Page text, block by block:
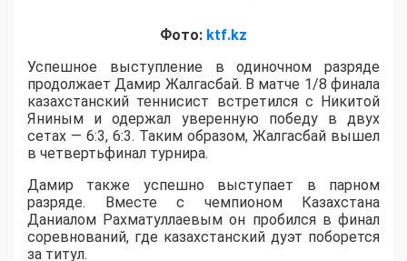
Фото: ktf.kz
Успешное выступление в одиночном разряде
продолжает Дамир Жалгасбай. В матче 1/8 финала
казахстанский теннисист встретился с Никитой
Яниным и одержал уверенную победу в двух
сетах — 6:3, 6:3. Таким образом, Жалгасбай вышел
в четвертьфинал турнира.
Дамир также успешно выступает в парном
разряде. Вместе с чемпионом Казахстана
Даниалом Рахматуллаевым он пробился в финал
соревнований, где казахстанский дуэт поборется
за титул.